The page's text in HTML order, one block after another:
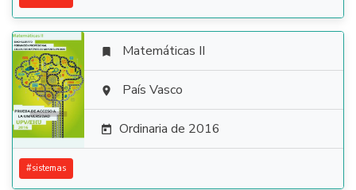

 Matemáticas II
 País Vasco
 Ordinaria de 2016
#sistemas